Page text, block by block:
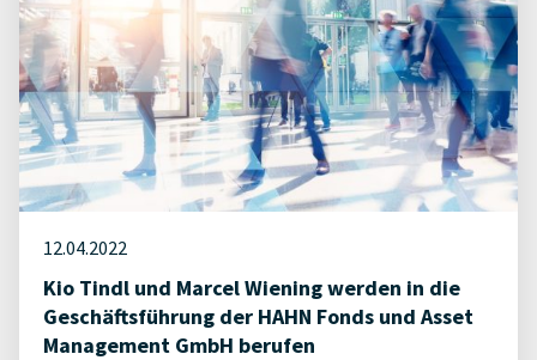
12.04.2022
Kio Tindl und Marcel Wiening werden in die
Geschäftsführung der HAHN Fonds und Asset
Management GmbH berufen